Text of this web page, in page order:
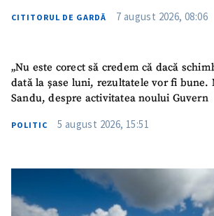
CITITORUL DE GARDĂ 7 august 2026, 08:06
„Nu este corect să credem că dacă
dată la șase luni, rezultatele vor fi bune.
Sandu, despre activitatea noului Guvern
POLITIC 5 august 2026, 15:51